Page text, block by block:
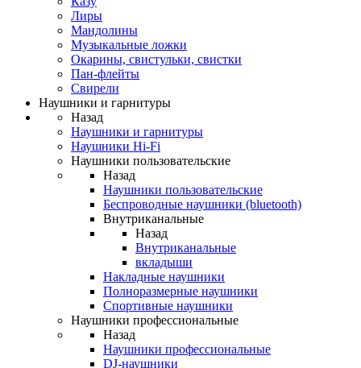
Лиры
Мандолины
Музыкальные ложки
Окарины, свистульки, свистки
Пан-флейты
Свирели
Наушники и гарнитуры
Назад
Наушники и гарнитуры
Наушники Hi-Fi
Наушники пользовательские
Назад
Наушники пользовательские
Беспроводные наушники (bluetooth)
Внутриканальные
Назад
Внутриканальные
вкладыши
Накладные наушники
Полноразмерные наушники
Спортивные наушники
Наушники профессиональные
Назад
Наушники профессиональные
DJ-наушники